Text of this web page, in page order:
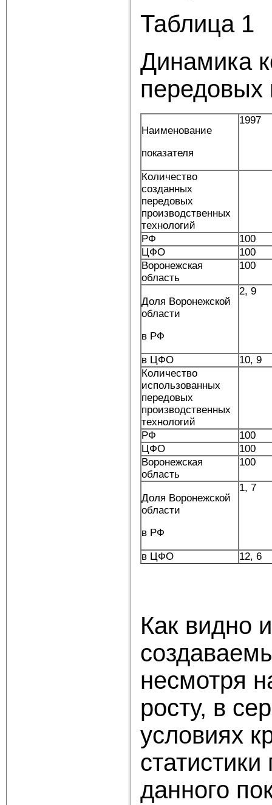
Таблица 1
Динамика
передовых
Наименование
показателя
1997
Количество
созданных
передовых
производственных
технологий
РФ
100
ЦФО
100
Воронежская
область
100
Доля Воронежской
области
в РФ
2, 9
в ЦФО
10, 9
Количество
использованных
передовых
производственных
технологий
РФ
100
ЦФО
100
Воронежская
область
100
Доля Воронежской
области
в РФ
1, 7
в ЦФО 12, 6
Как видно
несмотря
росту, в
условиях
данного